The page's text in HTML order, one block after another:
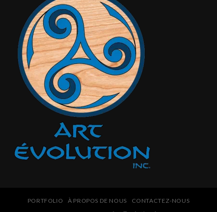
PORTFOLIO À PROPOS DE NOUS CONTACTEZ-NOUS